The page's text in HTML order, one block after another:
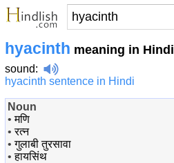
hyacinth meaning in Hindi
sound:
hyacinth sentence in Hindi
Noun
•मणि
•रत्न
•गुलाबी तुरसावा
•हायसिंथ